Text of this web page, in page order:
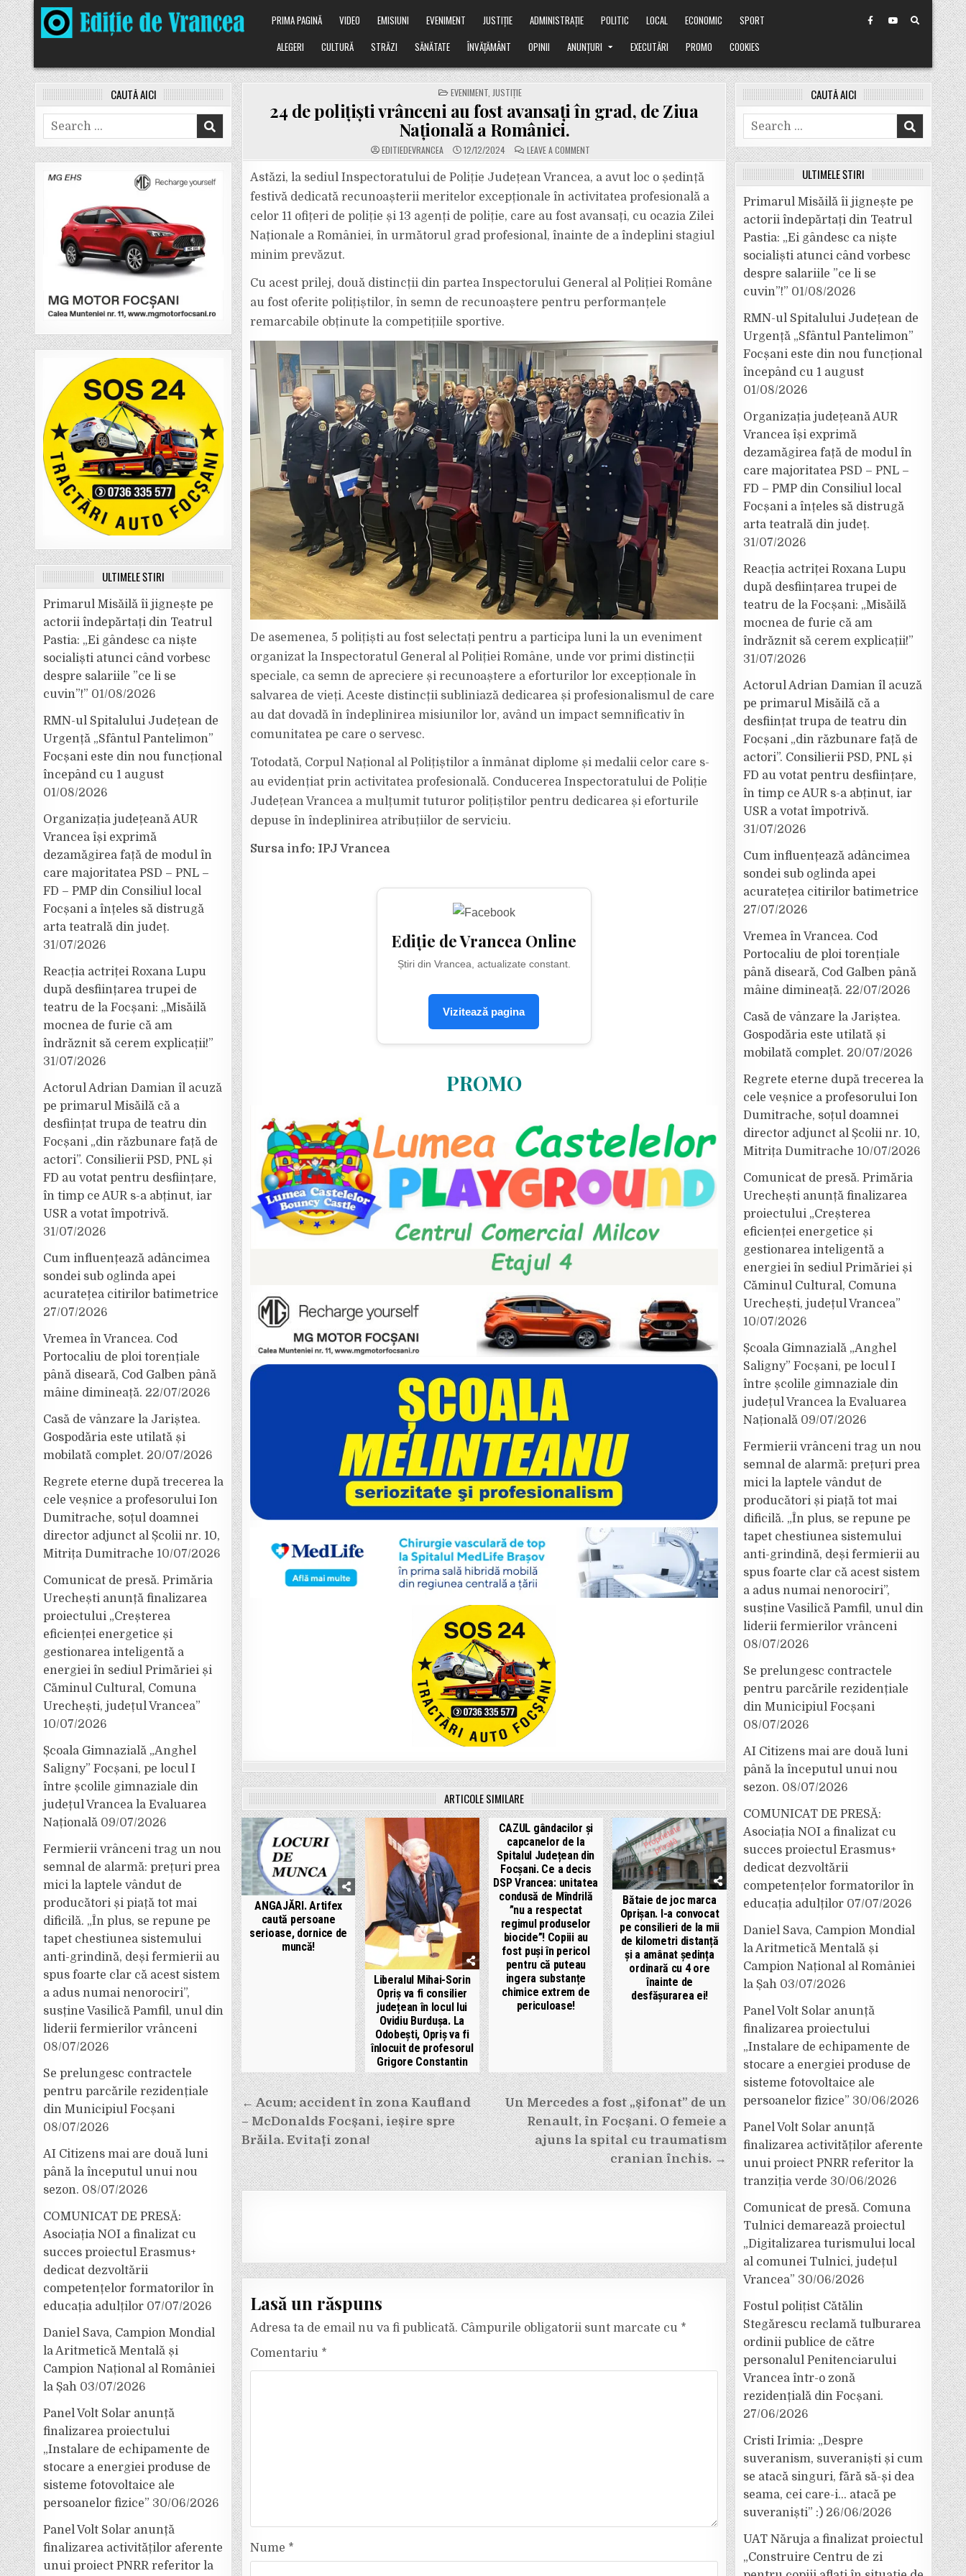
Skip
to
content
PRIMA PAGINĂ VIDEO EMISIUNI EVENIMENT JUSTIȚIE ADMINISTRAȚIE POLITIC LOCAL ECONOMIC
SPORT
ALEGERI
CULTURĂ STRĂZI SĂNĂTATE ÎNVĂȚĂMÂNT OPINII ANUNȚURI EXECUTĂRI PROMO COOKIES
POSTED
IN
EVENIMENT JUSTIȚIE
24 de polițiști vrânceni au fost avansați în grad, de Ziua
Națională a României.
EDITIEDEVRANCEA 12/12/2024 LEAVE A COMMENTON
24
POLIȚIȘTI
VRÂNCENI
AU
FOST
AVANSAȚI
ÎN
DE
Astăzi, la sediul Inspectoratului de Poliție Județean Vrancea, a avut loc o ședință
festivă dedicată recunoașterii meritelor excepționale în activitatea profesională a
celor 11 ofițeri de poliție și 13 agenți de poliție, care au fost avansați, cu ocazia Zilei
Naționale a României, în următorul grad profesional, înainte de a îndeplini stagiul
minim prevăzut.
Cu acest prilej, două distincții din partea Inspectorului General al Poliției Române
au fost oferite polițiștilor, în semn de recunoaștere pentru performanțele
remarcabile obținute la competițiile sportive.
De asemenea, 5 polițiști au fost selectați pentru a participa luni la un eveniment
organizat la Inspectoratul General al Poliției Române, unde vor primi distincții
speciale, ca semn de apreciere și recunoaștere a eforturilor lor excepționale în
salvarea de vieți. Aceste distincții subliniază dedicarea și profesionalismul de care
au dat dovadă în îndeplinirea misiunilor lor, având un impact semnificativ în
comunitatea pe care o servesc.
Totodată, Corpul Național al Polițiștilor a înmânat diplome și medalii celor care s-
au evidențiat prin activitatea profesională. Conducerea Inspectoratului de Poliție
Județean Vrancea a mulțumit tuturor polițiștilor pentru dedicarea și eforturile
depuse în îndeplinirea atribuțiilor de serviciu.
Sursa info: IPJ Vrancea
Ediție de Vrancea Online
Știri din Vrancea, actualizate constant.
Vizitează pagina
PROMO
ARTICOLE SIMILARE
ANGAJĂRI. Artifex
caută persoane
serioase, dornice de
muncă!
Liberalul Mihai-Sorin
Opriș va fi consilier
județean în locul lui
Ovidiu Burdușa. La
Odobești, Opriș va fi
înlocuit de profesorul
Grigore Constantin
CAZUL gândacilor și
capcanelor de la
Spitalul Județean din
Focșani. Ce a decis
DSP Vrancea: unitatea
condusă de Mîndrilă
”nu a respectat
regimul produselor
biocide”! Copiii au
fost puși în pericol
pentru că puteau
ingera substanțe
chimice extrem de
periculoase!
Bătaie de joc marca
Oprișan. I-a convocat
pe consilieri de la mii
de kilometri distanță
și a amânat ședința
ordinară cu 4 ore
înainte de
desfășurarea ei!
Navigare
în
articole
Un Mercedes a fost „șifonat” de un
Renault, în Focșani. O femeie a
ajuns la spital cu traumatism
cranian închis. →
← Acum: accident în zona Kaufland
– McDonalds Focșani, ieșire spre
Brăila. Evitați zona!
Lasă un răspuns
Adresa ta de email nu va fi publicată. Câmpurile obligatorii sunt marcate cu *
Comentariu *
Nume *
CAUTĂ AICI
Search
for:
ULTIMELE ȘTIRI
Primarul Misăilă îi jignește pe
actorii îndepărtați din Teatrul
Pastia: „Ei gândesc ca niște
socialiști atunci când vorbesc
despre salariile ”ce li se
cuvin”!” 01/08/2026
RMN-ul Spitalului Județean de
Urgență „Sfântul Pantelimon”
Focșani este din nou funcțional
începând cu 1 august
01/08/2026
Organizația județeană AUR
Vrancea își exprimă
dezamăgirea față de modul în
care majoritatea PSD – PNL –
FD – PMP din Consiliul local
Focșani a înțeles să distrugă
arta teatrală din județ.
31/07/2026
Reacția actriței Roxana Lupu
după desființarea trupei de
teatru de la Focșani: „Misăilă
mocnea de furie că am
îndrăznit să cerem explicații!”
31/07/2026
Actorul Adrian Damian îl acuză
pe primarul Misăilă că a
desființat trupa de teatru din
Focșani „din răzbunare față de
actori”. Consilierii PSD, PNL și
FD au votat pentru desființare,
în timp ce AUR s-a abținut, iar
USR a votat împotrivă.
31/07/2026
Cum influențează adâncimea
sondei sub oglinda apei
acuratețea citirilor batimetrice
27/07/2026
Vremea în Vrancea. Cod
Portocaliu de ploi torențiale
până diseară, Cod Galben până
mâine dimineață. 22/07/2026
Casă de vânzare la Jariștea.
Gospodăria este utilată și
mobilată complet. 20/07/2026
Regrete eterne după trecerea la
cele veșnice a profesorului Ion
Dumitrache, soțul doamnei
director adjunct al Școlii nr. 10,
Mitrița Dumitrache 10/07/2026
Comunicat de presă. Primăria
Urechești anunță finalizarea
proiectului „Creșterea
eficienței energetice și
gestionarea inteligentă a
energiei în sediul Primăriei și
Căminul Cultural, Comuna
Urechești, județul Vrancea”
10/07/2026
Școala Gimnazială „Anghel
Saligny” Focșani, pe locul I
între școlile gimnaziale din
județul Vrancea la Evaluarea
Națională 09/07/2026
Fermierii vrânceni trag un nou
semnal de alarmă: prețuri prea
mici la laptele vândut de
producători și piață tot mai
dificilă. „În plus, se repune pe
tapet chestiunea sistemului
anti-grindină, deși fermierii au
spus foarte clar că acest sistem
a adus numai nenorociri”,
susține Vasilică Pamfil, unul din
liderii fermierilor vrânceni
08/07/2026
Se prelungesc contractele
pentru parcările rezidențiale
din Municipiul Focșani
08/07/2026
AI Citizens mai are două luni
până la începutul unui nou
sezon. 08/07/2026
COMUNICAT DE PRESĂ:
Asociația NOI a finalizat cu
succes proiectul Erasmus+
dedicat dezvoltării
competențelor formatorilor în
educația adulților 07/07/2026
Daniel Sava, Campion Mondial
la Aritmetică Mentală și
Campion Național al României
la Șah 03/07/2026
Panel Volt Solar anunță
finalizarea proiectului
„Instalare de echipamente de
stocare a energiei produse de
sisteme fotovoltaice ale
persoanelor fizice” 30/06/2026
Panel Volt Solar anunță
finalizarea activităților aferente
unui proiect PNRR referitor la
CAUTĂ AICI
Search
for:
ULTIMELE ȘTIRI
Primarul Misăilă îi jignește pe
actorii îndepărtați din Teatrul
Pastia: „Ei gândesc ca niște
socialiști atunci când vorbesc
despre salariile ”ce li se
cuvin”!” 01/08/2026
RMN-ul Spitalului Județean de
Urgență „Sfântul Pantelimon”
Focșani este din nou funcțional
începând cu 1 august
01/08/2026
Organizația județeană AUR
Vrancea își exprimă
dezamăgirea față de modul în
care majoritatea PSD – PNL –
FD – PMP din Consiliul local
Focșani a înțeles să distrugă
arta teatrală din județ.
31/07/2026
Reacția actriței Roxana Lupu
după desființarea trupei de
teatru de la Focșani: „Misăilă
mocnea de furie că am
îndrăznit să cerem explicații!”
31/07/2026
Actorul Adrian Damian îl acuză
pe primarul Misăilă că a
desființat trupa de teatru din
Focșani „din răzbunare față de
actori”. Consilierii PSD, PNL și
FD au votat pentru desființare,
în timp ce AUR s-a abținut, iar
USR a votat împotrivă.
31/07/2026
Cum influențează adâncimea
sondei sub oglinda apei
acuratețea citirilor batimetrice
27/07/2026
Vremea în Vrancea. Cod
Portocaliu de ploi torențiale
până diseară, Cod Galben până
mâine dimineață. 22/07/2026
Casă de vânzare la Jariștea.
Gospodăria este utilată și
mobilată complet. 20/07/2026
Regrete eterne după trecerea la
cele veșnice a profesorului Ion
Dumitrache, soțul doamnei
director adjunct al Școlii nr. 10,
Mitrița Dumitrache 10/07/2026
Comunicat de presă. Primăria
Urechești anunță finalizarea
proiectului „Creșterea
eficienței energetice și
gestionarea inteligentă a
energiei în sediul Primăriei și
Căminul Cultural, Comuna
Urechești, județul Vrancea”
10/07/2026
Școala Gimnazială „Anghel
Saligny” Focșani, pe locul I
între școlile gimnaziale din
județul Vrancea la Evaluarea
Națională 09/07/2026
Fermierii vrânceni trag un nou
semnal de alarmă: prețuri prea
mici la laptele vândut de
producători și piață tot mai
dificilă. „În plus, se repune pe
tapet chestiunea sistemului
anti-grindină, deși fermierii au
spus foarte clar că acest sistem
a adus numai nenorociri”,
susține Vasilică Pamfil, unul din
liderii fermierilor vrânceni
08/07/2026
Se prelungesc contractele
pentru parcările rezidențiale
din Municipiul Focșani
08/07/2026
AI Citizens mai are două luni
până la începutul unui nou
sezon. 08/07/2026
COMUNICAT DE PRESĂ:
Asociația NOI a finalizat cu
succes proiectul Erasmus+
dedicat dezvoltării
competențelor formatorilor în
educația adulților 07/07/2026
Daniel Sava, Campion Mondial
la Aritmetică Mentală și
Campion Național al României
la Șah 03/07/2026
Panel Volt Solar anunță
finalizarea proiectului
„Instalare de echipamente de
stocare a energiei produse de
sisteme fotovoltaice ale
persoanelor fizice” 30/06/2026
Panel Volt Solar anunță
finalizarea activităților aferente
unui proiect PNRR referitor la
tranziția verde 30/06/2026
Comunicat de presă. Comuna
Tulnici demarează proiectul
„Digitalizarea turismului local
al comunei Tulnici, județul
Vrancea” 30/06/2026
Fostul polițist Cătălin
Stegărescu reclamă tulburarea
ordinii publice de către
personalul Penitenciarului
Vrancea într-o zonă
rezidențială din Focșani.
27/06/2026
Cristi Irimia: „Despre
suveranism, suveraniști și cum
se atacă singuri, fără să-și dea
seama, cei care-i… atacă pe
suveraniști” :) 26/06/2026
UAT Năruja a finalizat proiectul
„Construire Centru de zi